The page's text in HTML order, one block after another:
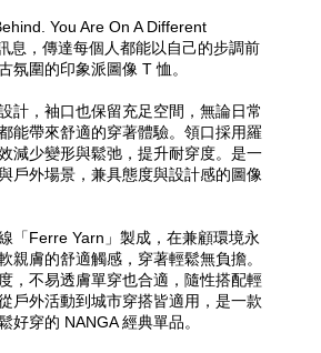
You Are On A Different
息，傳達每個人都能以自己的步調前
氛圍的印象派圖像 T 恤。
計，袖口也保留充足空間，無論日常
能帶來舒適的穿著體驗。 領口採用羅
減少變形與鬆弛，提升耐穿度。是一
戶外場景，兼具態度與設計感的圖像
「Ferre Yarn」製成，在兼顧環境永
親膚的舒適觸感，穿著輕鬆無負擔。
，不易透膚單穿也合適，隨性搭配輕
戶外活動到城市穿搭皆適用，是一款
好穿的 NANGA 經典單品。